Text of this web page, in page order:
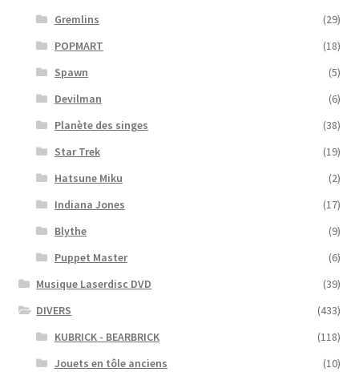
Gremlins
(29)
POPMART
(18)
Spawn
(5)
Devilman
(6)
Planète des singes
(38)
Star Trek
(19)
Hatsune Miku
(2)
Indiana Jones
(17)
Blythe
(9)
Puppet Master
(6)
Musique Laserdisc DVD
(39)
DIVERS
(433)
KUBRICK - BEARBRICK
(118)
Jouets en tôle anciens
(10)